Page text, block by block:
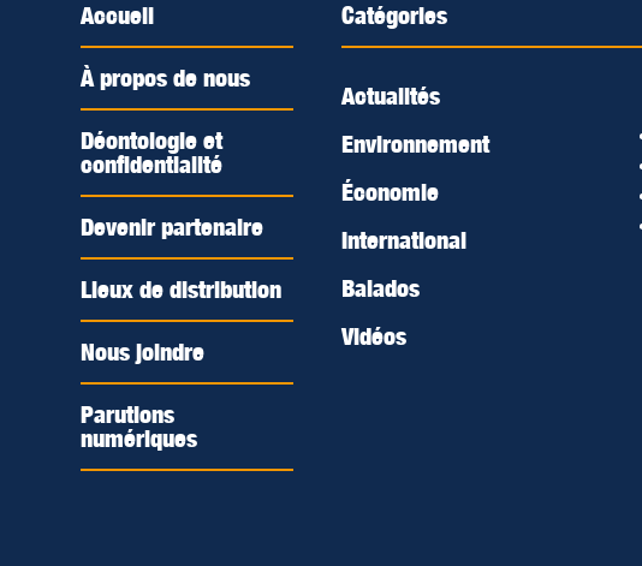
Accueil
À propos de nous
Déontologie et
confidentialité
Devenir partenaire
Lieux de distribution
Nous joindre
Parutions
numériques
Catégories
Actualités
Environnement
Économie
International
Balados
Vidéos